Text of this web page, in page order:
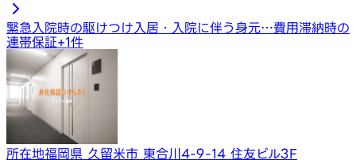
緊急入院時の駆けつけ 入居・入院に伴う身元…費用滞納時の
連帯保証+1件
所在地福岡県 久留米市 東合川4-9-14 住友ビル3F